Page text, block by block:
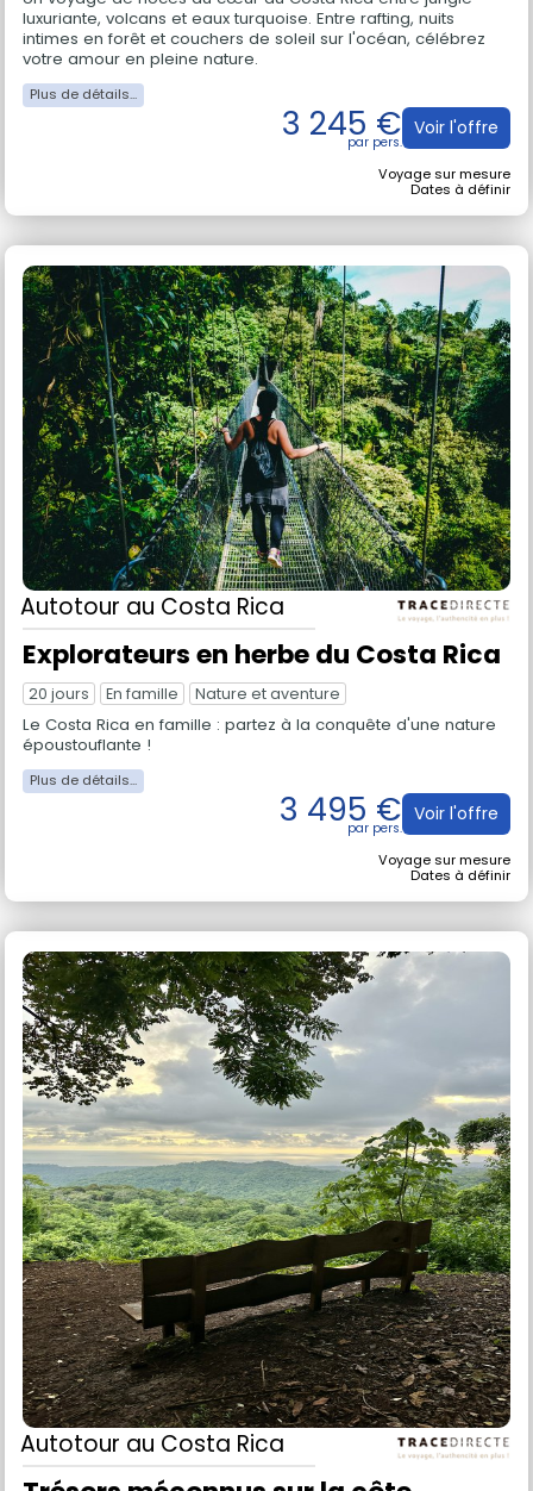
Un voyage de noces au cœur du Costa Rica entre jungle
luxuriante, volcans et eaux turquoise. Entre rafting, nuits
intimes en forêt et couchers de soleil sur l'océan, célébrez
votre amour en pleine nature.
3 245 €
Dates à définir
Autotourau Costa Rica
Explorateurs en herbe du Costa Rica
20 jours En famille Nature et aventure
Le Costa Rica en famille : partez à la conquête d'une nature
époustouflante !
3 495 €
Dates à définir
Autotourau Costa Rica